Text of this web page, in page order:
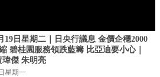
19日星期二｜日央行議息 金價企穩2000
碧桂園服務領跌藍籌 比亞迪要小心｜
傑 朱明亮
星期一